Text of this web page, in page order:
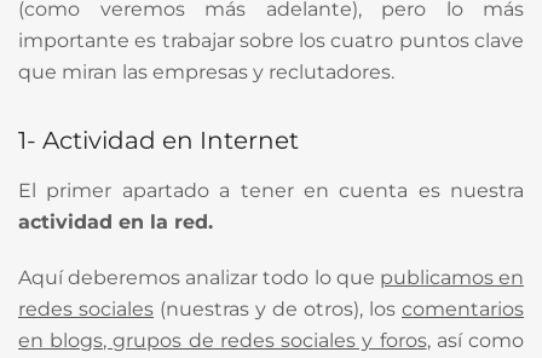
(como veremos más adelante), pero lo más
importante es trabajar sobre los cuatro puntos clave
que miran las empresas y reclutadores.
1- Actividad en Internet
El primer apartado a tener en cuenta es nuestra
actividad en la red.
Aquí deberemos analizar todo lo que publicamos en
redes sociales (nuestras y de otros), los comentarios
en blogs, grupos de redes sociales y foros, así como